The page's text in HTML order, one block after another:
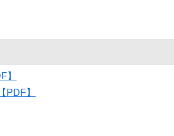
】
PDF】